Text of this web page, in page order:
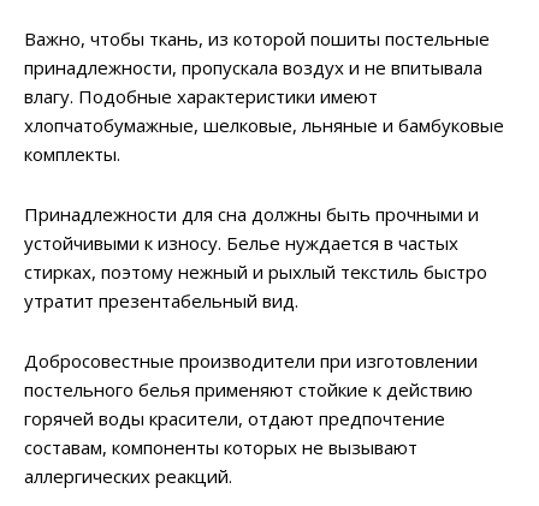
Важно, чтобы ткань, из которой пошиты постельные
принадлежности, пропускала воздух и не впитывала
влагу. Подобные характеристики имеют
хлопчатобумажные, шелковые, льняные и бамбуковые
комплекты.
Принадлежности для сна должны быть прочными и
устойчивыми к износу. Белье нуждается в частых
стирках, поэтому нежный и рыхлый текстиль быстро
утратит презентабельный вид.
Добросовестные производители при изготовлении
постельного белья применяют стойкие к действию
горячей воды красители, отдают предпочтение
составам, компоненты которых не вызывают
аллергических реакций.